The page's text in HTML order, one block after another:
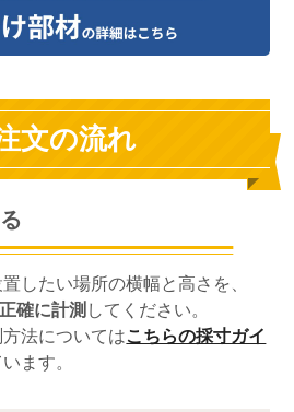
文の流れ
したい場所の横幅と高さを、
確に計測 してください。
法についてはこちらの採寸ガイ
ます。